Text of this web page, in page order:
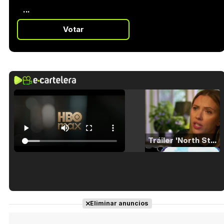
...
Votar
Tráiler 'North Star' (2023)
Eliminar anuncios